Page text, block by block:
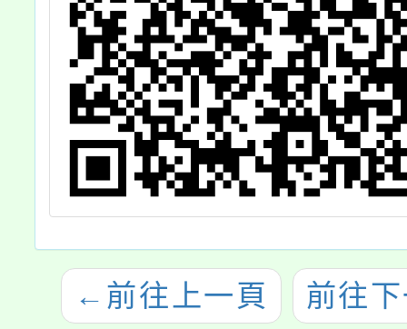
課務
← 前往上一頁 前往